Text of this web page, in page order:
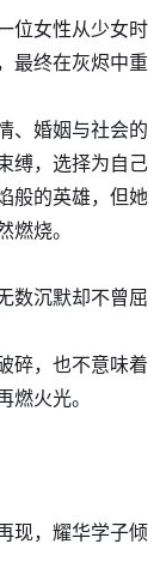
位女性从少女时
最终在灰烬中重
、婚姻与社会的
缚，选择为自己
般的英雄，但她
燃烧。
数沉默却不曾屈
碎，也不意味着
火光。
现，耀华学子倾